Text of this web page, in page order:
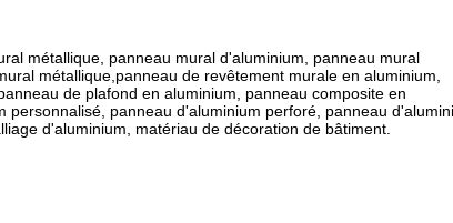
métallique, panneau mural d'aluminium, panneau mural
métallique,panneau de revêtement murale en aluminium,
de plafond en aluminium, panneau composite en
panneau d'aluminium perforé, panneau
d'aluminium, matériau de décoration de bâtiment.